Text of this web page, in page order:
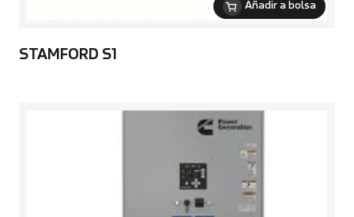
Añadir a bolsa
STAMFORD S1